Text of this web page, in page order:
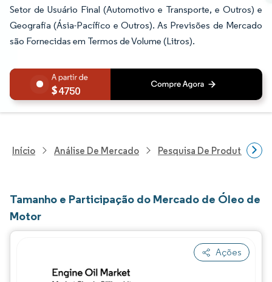
Setor de Usuário Final (Automotivo e Transporte, e Outros) e
Geografia (Ásia-Pacífico e Outros). As Previsões de Mercado
são Fornecidas em Termos de Volume (Litros).
4750
Início Análise De Mercado Pesquisa De Produtos
Tamanho e Participação do Mercado de Óleo de
Motor
Ações